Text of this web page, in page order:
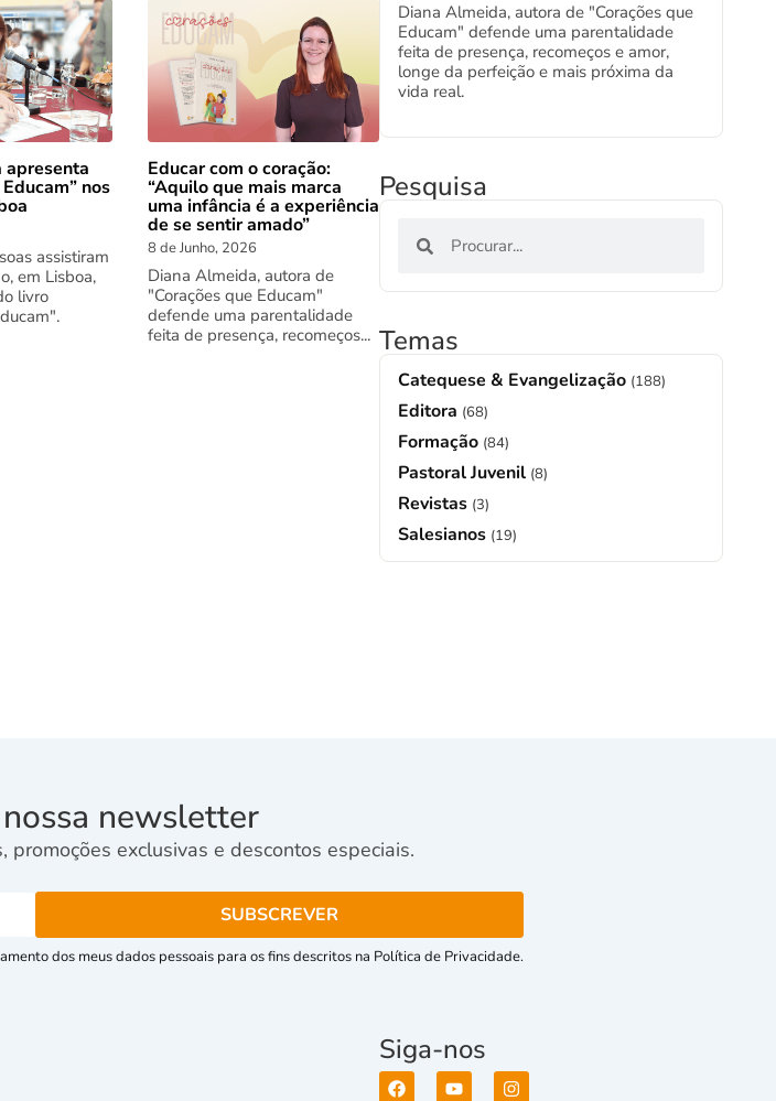
apresenta
nos
assistiram
em Lisboa,
livro
Educar com o coração:
“Aquilo que mais marca
uma infância é a experiência
de se sentir amado”
8 de Junho, 2026
Diana Almeida, autora de
"Corações que Educam"
defende uma parentalidade
feita de presença, recomeços...
Diana Almeida, autora de "Corações que
Educam" defende uma parentalidade
feita de presença, recomeços e amor,
longe da perfeição e mais próxima da
vida real.
Pesquisa
Temas
Catequese & Evangelização (188)
Editora (68)
Formação (84)
Pastoral Juvenil (8)
Revistas (3)
Salesianos (19)
newsletter
exclusivas e descontos especiais.
dos meus dados pessoais para os fins descritos na Política de Privacidade.
Siga-nos